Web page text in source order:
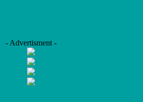
- Advertisment -